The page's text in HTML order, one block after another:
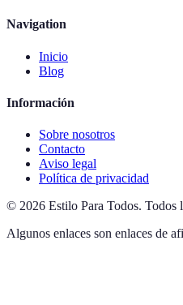
Navigation
Inicio
Blog
Información
Sobre nosotros
Contacto
Aviso legal
Política de privacidad
© 2026 Estilo Para Todos. Todos
Algunos enlaces son enlaces de